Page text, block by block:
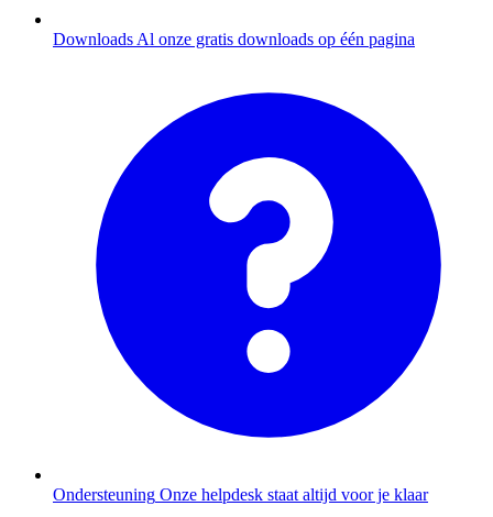
Downloads Al onze gratis downloads op één pagina
Ondersteuning Onze helpdesk staat altijd voor je klaar